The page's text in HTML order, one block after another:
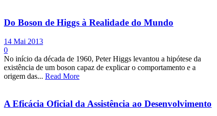
Do Boson de Higgs à Realidade do Mundo
14 Mai 2013
0
No início da década de 1960, Peter Higgs levantou a hipótese da
existência de um boson capaz de explicar o comportamento e a
origem das... Read More
A Eficácia Oficial da Assistência ao Desenvolvimento